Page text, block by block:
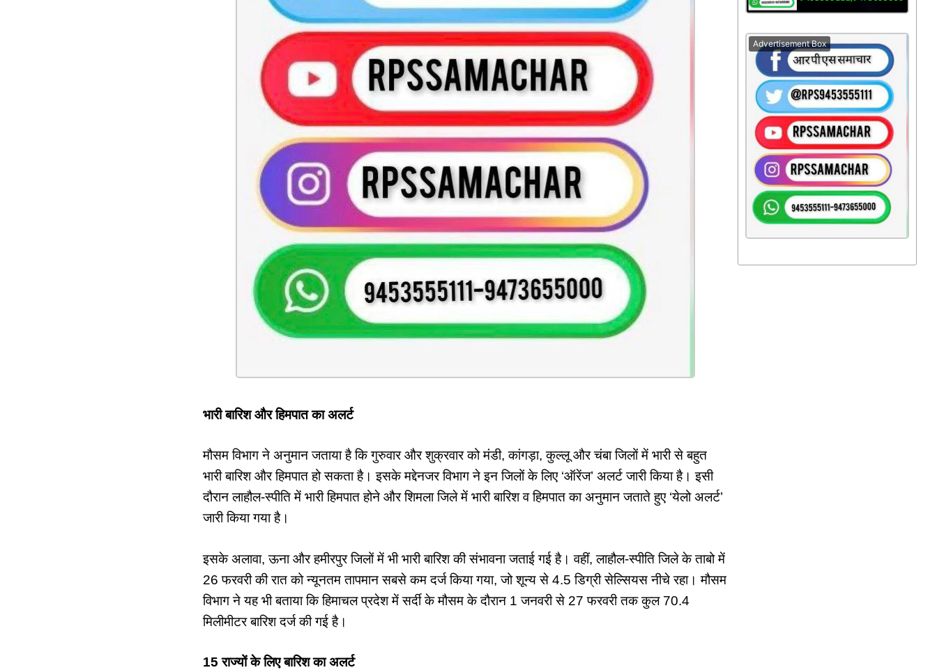
भारी बारिश और हिमपात का अलर्ट
मौसम विभाग ने अनुमान जताया है कि गुरुवार और शुक्रवार को मंडी, कांगड़ा, कुल्लू और चंबा जिलों में भारी से बहुत
भारी बारिश और हिमपात हो सकता है। इसके मद्देनजर विभाग ने इन जिलों के लिए ‘ऑरेंज’ अलर्ट जारी किया है। इसी
दौरान लाहौल-स्पीति में भारी हिमपात होने और शिमला जिले में भारी बारिश व हिमपात का अनुमान जताते हुए ‘येलो अलर्ट’
जारी किया गया है।
इसके अलावा, ऊना और हमीरपुर जिलों में भी भारी बारिश की संभावना जताई गई है। वहीं, लाहौल-स्पीति जिले के ताबो में
26 फरवरी की रात को न्यूनतम तापमान सबसे कम दर्ज किया गया, जो शून्य से 4.5 डिग्री सेल्सियस नीचे रहा। मौसम
विभाग ने यह भी बताया कि हिमाचल प्रदेश में सर्दी के मौसम के दौरान 1 जनवरी से 27 फरवरी तक कुल 70.4
मिलीमीटर बारिश दर्ज की गई है।
15 राज्यों के लिए बारिश का अलर्ट
Advertisement Box